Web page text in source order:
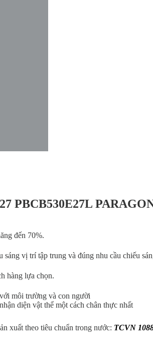
PBCB530E27L
đến 70%.
sáng vị trí tập trung và đúng nhu cầu chiếu
hàng lựa chọn.
môi trường và con người
diện vật thể một cách chân thực nhất
xuất theo tiêu chuẩn trong nước: TCVN